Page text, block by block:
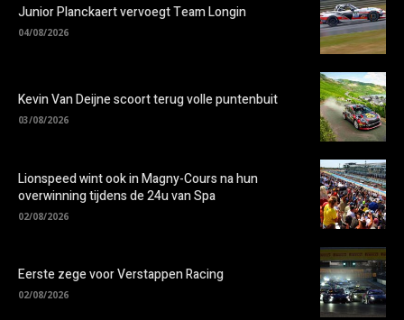
Junior Planckaert vervoegt Team Longin
04/08/2026
Kevin Van Deijne scoort terug volle puntenbuit
03/08/2026
Lionspeed wint ook in Magny-Cours na hun
overwinning tijdens de 24u van Spa
02/08/2026
Eerste zege voor Verstappen Racing
02/08/2026